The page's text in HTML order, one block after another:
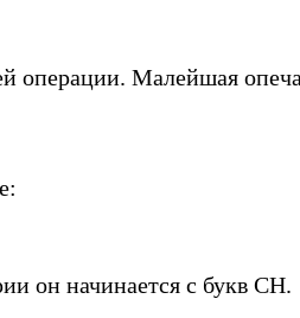
операции. Малейшая
он начинается с букв CH.